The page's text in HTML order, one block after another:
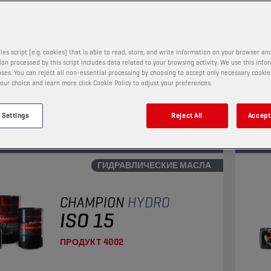
высокой моющей способности это
гидравлическое масло значительно
образование осадка и отложений. Высокое
защиту от износа и окисления.
ГИДРАВЛИЧЕСКИЕ МАСЛА
CHAMPION HYDRO
ISO 15
ПРОДУКТ4002
script (e.g. cookies) that is able to read, store, and write information on your browser
processed by this script includes data related to your browsing activity. We use this
You can reject all non-essential processing by choosing to accept only necessary
choice and learn more click Cookie Policy to adjust your preferences.
Settings Reject All